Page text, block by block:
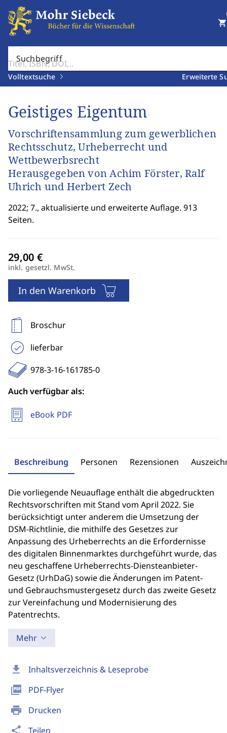
Suchbegriff
Volltextsuche Erweiterte
shopping_cart
download Inhaltsverzeichnis & Leseprobe
picture_as_pdf PDF-Flyer
print Drucken
share Teilen
Geistiges Eigentum
Vorschriftensammlung zum gewerblichen
Rechtsschutz, Urheberrecht und
Wettbewerbsrecht
Herausgegeben von Achim Förster, Ralf
Uhrich und Herbert Zech
2022; 7., aktualisierte und erweiterte Auflage. 913
Seiten.
inkl. gesetzl. MwSt.
In den Warenkorb
Broschur
lieferbar
978-3-16-161785-0
Auch verfügbar als:
eBook PDF
Beschreibung Personen Rezensionen
Die vorliegende Neuauflage enthält die abgedruckten
Rechtsvorschriften mit Stand vom April 2022. Sie
berücksichtigt unter anderem die Umsetzung der
DSM-Richtlinie, die mithilfe des Gesetzes zur
Anpassung des Urheberrechts an die Erfordernisse
des digitalen Binnenmarktes durchgeführt wurde, das
neu geschaffene Urheberrechts-Diensteanbieter-
Gesetz (UrhDaG) sowie die Änderungen im Patent-
und Gebrauchsmustergesetz durch das zweite Gesetz
zur Vereinfachung und Modernisierung des
Patentrechts.
Mehr